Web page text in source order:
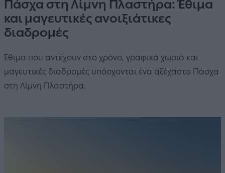
Πάσχα στη Λίμνη Πλαστήρα: Έθιμα
και μαγευτικές ανοιξιάτικες
διαδρομές
Έθιμα που αντέχουν στο χρόνο, γραφικά χωριά και
μαγευτικές διαδρομές υπόσχονται ένα αξέχαστο Πάσχα
στη Λίμνη Πλαστήρα.